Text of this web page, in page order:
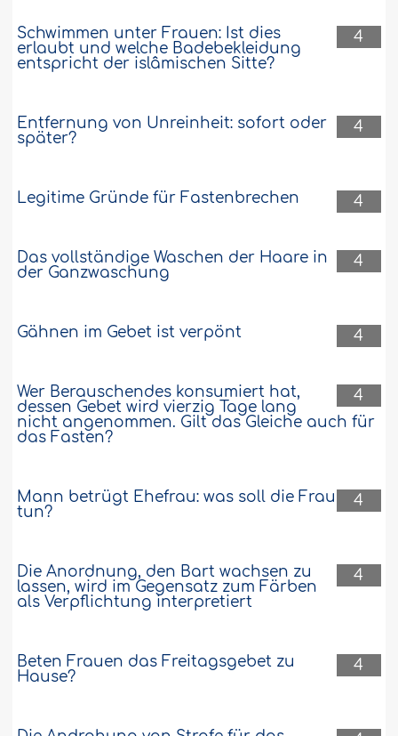
4
Schwimmen unter Frauen: Ist dies
erlaubt und welche Badebekleidung
entspricht der islâmischen Sitte?
4
Entfernung von Unreinheit: sofort oder
später?
4
Legitime Gründe für Fastenbrechen
4
Das vollständige Waschen der Haare in
der Ganzwaschung
4
Gähnen im Gebet ist verpönt
4
Wer Berauschendes konsumiert hat,
dessen Gebet wird vierzig Tage lang
nicht angenommen. Gilt das Gleiche auch für
das Fasten?
4
Mann betrügt Ehefrau: was soll die Frau
tun?
4
Die Anordnung, den Bart wachsen zu
lassen, wird im Gegensatz zum Färben
als Verpflichtung interpretiert
4
Beten Frauen das Freitagsgebet zu
Hause?